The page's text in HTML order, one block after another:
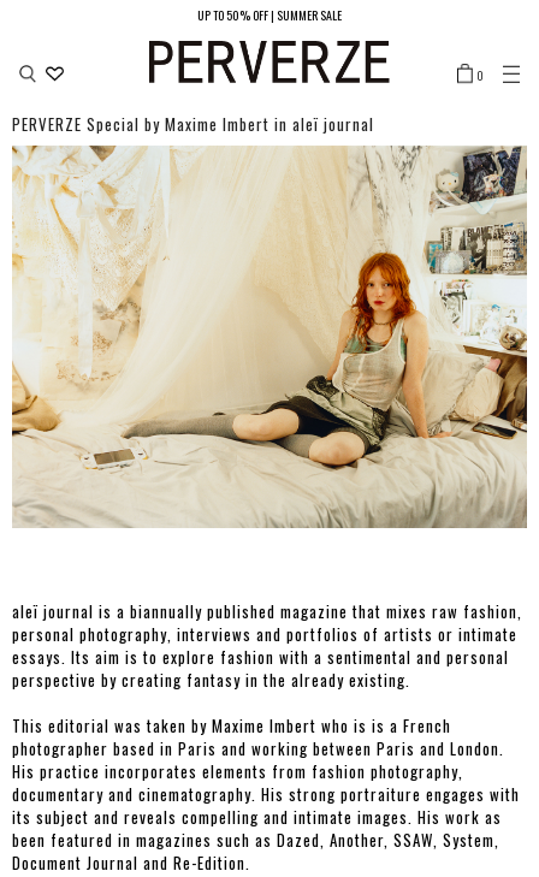
UP TO 50% OFF | SUMMER SALE
0
CHINA（MAIN LAND）/CNY ¥
HONG KONG/HKD ￠
PERVERZE Special by Maxime Imbert in aleï journal
aleï journal is a biannually published magazine that mixes raw fashion,
personal photography, interviews and portfolios of artists or intimate
essays. Its aim is to explore fashion with a sentimental and personal
perspective by creating fantasy in the already existing.
This editorial was taken by Maxime Imbert who is is a French
photographer based in Paris and working between Paris and London.
His practice incorporates elements from fashion photography,
documentary and cinematography. His strong portraiture engages with
its subject and reveals compelling and intimate images. His work as
been featured in magazines such as Dazed, Another, SSAW, System,
Document Journal and Re-Edition.